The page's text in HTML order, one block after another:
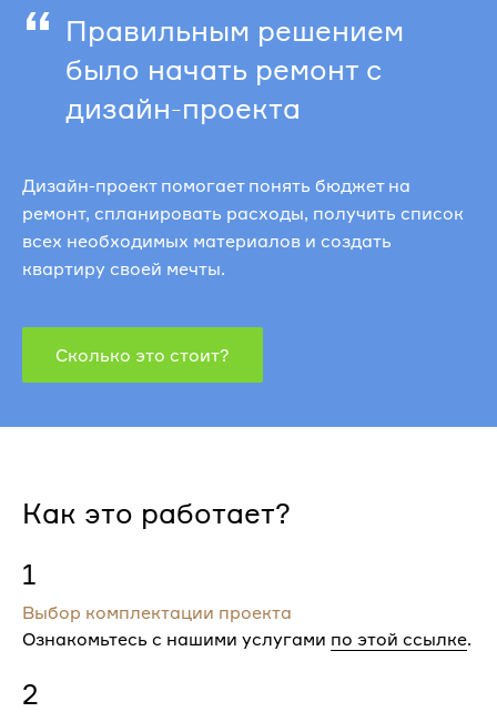
“ Правильным решением
было начать ремонт с
дизайн-проекта
Дизайн-проект помогает понять бюджет на
ремонт, спланировать расходы, получить список
всех необходимых материалов и создать
квартиру своей мечты.
Сколько это стоит?
Как это работает?
1
Выбор комплектации проекта
Ознакомьтесь с нашими услугами по этой ссылке.
2